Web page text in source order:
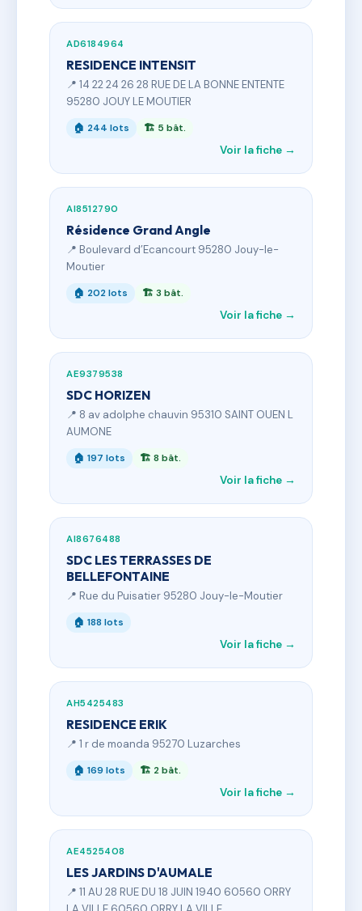
AD6184964
RESIDENCE INTENSIT
📍 14 22 24 26 28 RUE DE LA BONNE ENTENTE
95280 JOUY LE MOUTIER
🏠 244 lots 🏗 5 bât.
Voir la fiche →
AI8512790
Résidence Grand Angle
📍 Boulevard d’Ecancourt 95280 Jouy-le-
Moutier
🏠 202 lots 🏗 3 bât.
Voir la fiche →
AE9379538
SDC HORIZEN
📍 8 av adolphe chauvin 95310 SAINT OUEN L
AUMONE
🏠 197 lots 🏗 8 bât.
Voir la fiche →
AI8676488
SDC LES TERRASSES DE
BELLEFONTAINE
📍 Rue du Puisatier 95280 Jouy-le-Moutier
🏠 188 lots
Voir la fiche →
AH5425483
RESIDENCE ERIK
📍 1 r de moanda 95270 Luzarches
🏠 169 lots 🏗 2 bât.
Voir la fiche →
AE4525408
LES JARDINS D'AUMALE
📍 11 AU 28 RUE DU 18 JUIN 1940 60560 ORRY